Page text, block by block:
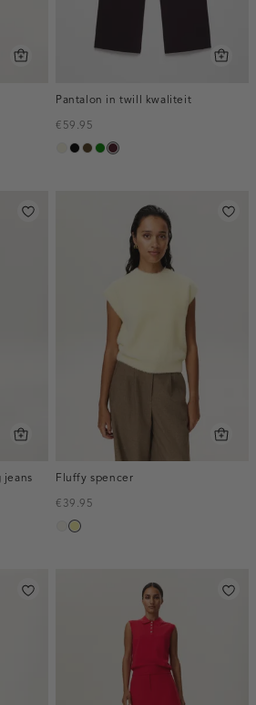
Pantalon in twill kwaliteit
€59.95
ecru
zwart
toffee
groen
pruim,
jeans
Fluffy spencer
€39.95
creme,
lichtgeel